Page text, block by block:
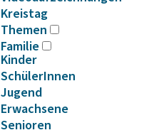
Kreistag
Themen
Familie
Kinder
SchülerInnen
Jugend
Erwachsene
Senioren